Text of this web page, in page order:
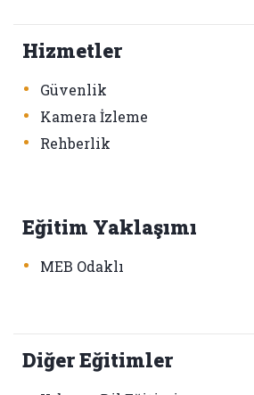
Hizmetler
• Güvenlik
• Kamera İzleme
• Rehberlik
Eğitim Yaklaşımı
• MEB Odaklı
Diğer Eğitimler